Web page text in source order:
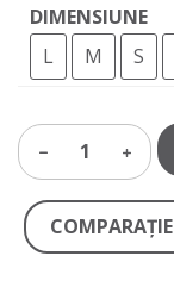
DIMENSIUNE
L
M S
1
COMPARAŢIE